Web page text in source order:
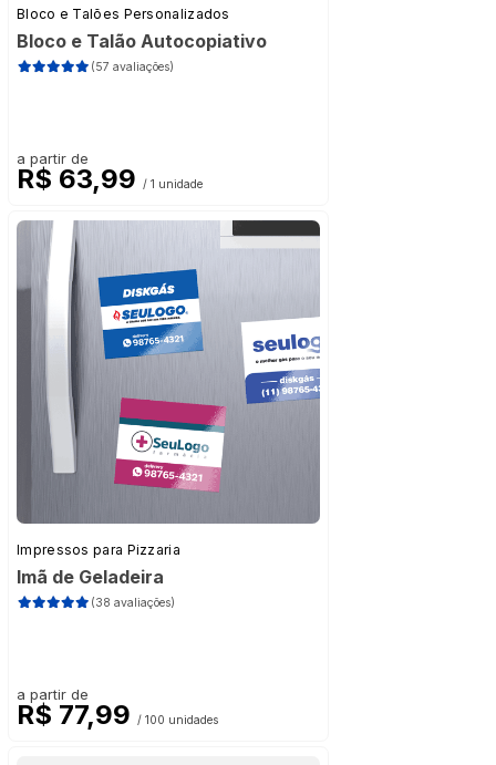
Bloco e Talões Personalizados
Bloco e Talão Autocopiativo
(57 avaliações)
a partir de
R$ 63,99 / 1 unidade
Impressos para Pizzaria
Imã de Geladeira
(38 avaliações)
a partir de
R$ 77,99 / 100 unidades